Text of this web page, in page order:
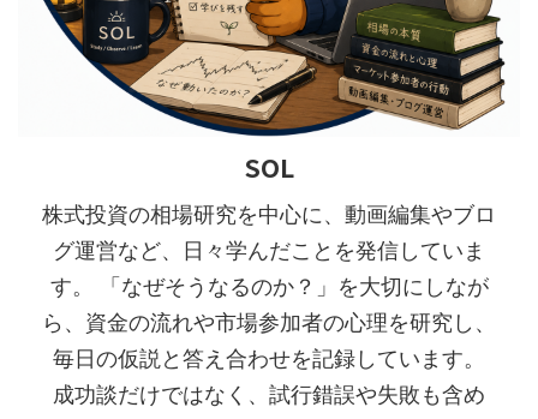
SOL
株式投資の相場研究を中心に、動画編集やブロ
グ運営など、日々学んだことを発信していま
す。 「なぜそうなるのか？」を大切にしなが
ら、資金の流れや市場参加者の心理を研究し、
毎日の仮説と答え合わせを記録しています。
成功談だけではなく、試行錯誤や失敗も含め